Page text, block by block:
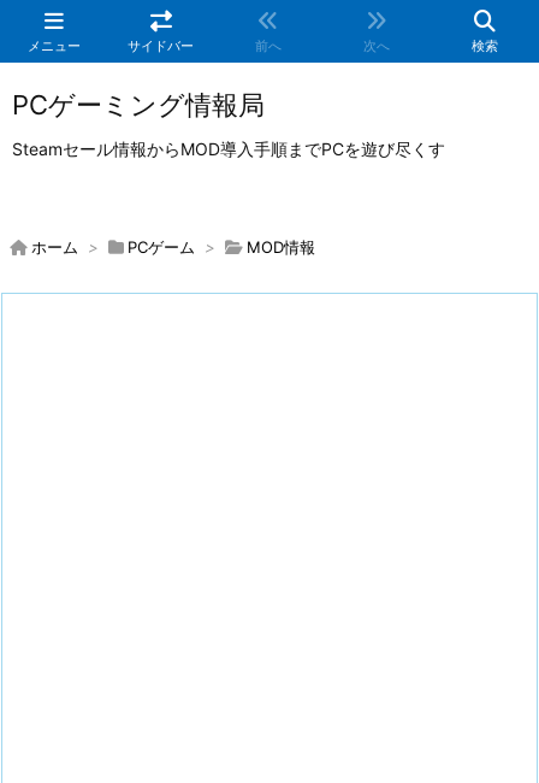
メニュー サイドバー 前へ 次へ 検索
PCゲーミング情報局
Steamセール情報からMOD導入手順までPCを遊び尽くす
ホーム > PCゲーム > MOD情報